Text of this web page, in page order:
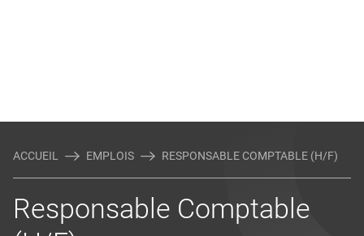
ACCUEIL EMPLOIS RESPONSABLE COMPTABLE (H/F)
Responsable Comptable